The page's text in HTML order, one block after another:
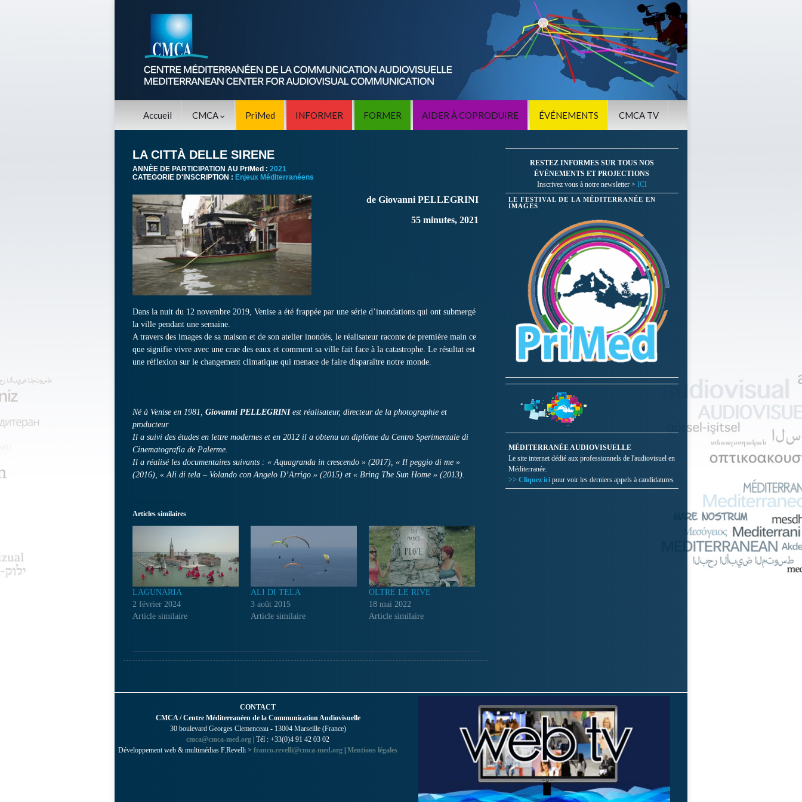
Accueil CMCA PriMed INFORMER FORMER AIDER À COPRODUIRE ÉVÉNEMENTS CMCA TV
LA CITTÀ DELLE SIRENE
ANNÈE DE PARTICIPATION AU PriMed : 2021
CATEGORIE D'INSCRIPTION : Enjeux Méditerranéens
de Giovanni PELLEGRINI
55 minutes, 2021
Dans la nuit du 12 novembre 2019, Venise a été frappée par une série d’inondations qui ont submergé
la ville pendant une semaine.
A travers des images de sa maison et de son atelier inondés, le réalisateur raconte de première main ce
que signifie vivre avec une crue des eaux et comment sa ville fait face à la catastrophe. Le résultat est
une réflexion sur le changement climatique qui menace de faire disparaître notre monde.
Né à Venise en 1981, Giovanni PELLEGRINIest réalisateur, directeur de la photographie et
producteur.
Il a suivi des études en lettre modernes et en 2012 il a obtenu un diplôme du Centro Sperimentale di
Cinematografia de Palerme.
Il a réalisé les documentaires suivants : « Aquagranda in crescendo » (2017), « Il peggio di me »
(2016), « Ali di tela – Volando con Angelo D’Arrigo » (2015) et « Bring The Sun Home » (2013).
Articles similaires
LAGUNARIA
2 février 2024
Article similaire
ALI DI TELA
3 août 2015
Article similaire
OLTRE LE RIVE
18 mai 2022
Article similaire
RESTEZ INFORMES SUR TOUS NOS
ÉVÉNEMENTS ET PROJECTIONS
Inscrivez vous à notre newsletter > ICI
LE FESTIVAL DE LA MÉDITERRANÉE EN
IMAGES
MÉDITERRANÉE AUDIOVISUELLE
Le site internet dédié aux professionnels de l'audiovisuel en
Méditerranée.
>> Cliquez ici pour voir les derniers appels à candidatures
CONTACT
CMCA / Centre Méditerranéen de la Communication Audiovisuelle
30 boulevard Georges Clemenceau - 13004 Marseille (France)
cmca@cmca-med.org | Tél : +33(0)4 91 42 03 02
Développement web & multimédias F.Revelli > franco.revelli@cmca-med.org | Mentions légales